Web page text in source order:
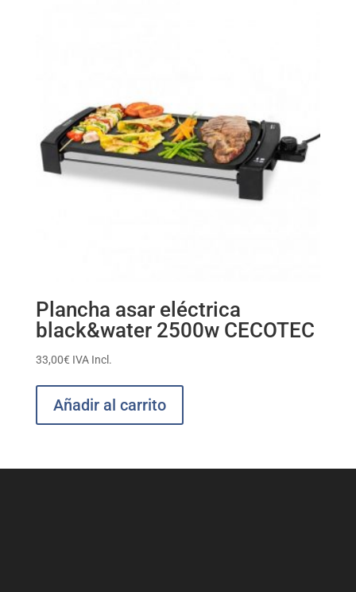
Plancha asar eléctrica
black&water 2500w CECOTEC
33,00€ IVA Incl.
Añadir al carrito